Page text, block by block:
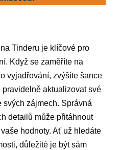
Tinderu je klíčové pro
Když se zaměříte na
vyjadřování, zvýšíte šance
aktualizovat své
svých zájmech. Správná
detailů může přitáhnout
hodnoty. Ať už hledáte
důležité je být sám